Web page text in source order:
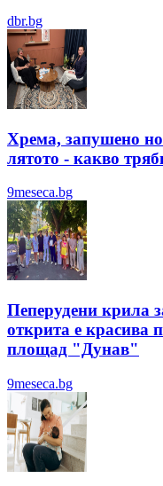
dbr.bg
Хрема, запушено
лятотo - какво
9meseca.bg
Пеперудени крила
открита е красива
площад "Дунав"
9meseca.bg